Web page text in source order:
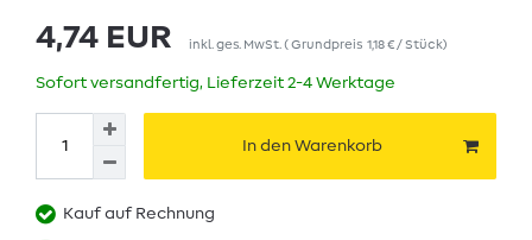
4,74 EUR inkl. ges. MwSt.( Grundpreis 1,18 € / Stück)
Sofort versandfertig, Lieferzeit 2-4 Werktage
In den Warenkorb
Kauf auf Rechnung